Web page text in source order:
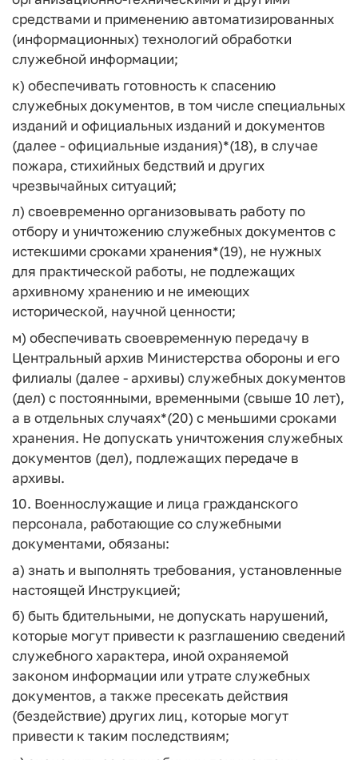
средствами и применению автоматизированных
(информационных) технологий обработки
служебной информации;
к) обеспечивать готовность к спасению
служебных документов, в том числе специальных
изданий и официальных изданий и документов
(далее - официальные издания)*(18), в случае
пожара, стихийных бедствий и других
чрезвычайных ситуаций;
л) своевременно организовывать работу по
отбору и уничтожению служебных документов с
истекшими сроками хранения*(19), не нужных
для практической работы, не подлежащих
архивному хранению и не имеющих
исторической, научной ценности;
м) обеспечивать своевременную передачу в
Центральный архив Министерства обороны и его
филиалы (далее - архивы) служебных документов
(дел) с постоянными, временными (свыше 10 лет),
а в отдельных случаях*(20) с меньшими сроками
хранения. Не допускать уничтожения служебных
документов (дел), подлежащих передаче в
архивы.
10. Военнослужащие и лица гражданского
персонала, работающие со служебными
документами, обязаны:
а) знать и выполнять требования, установленные
настоящей Инструкцией;
б) быть бдительными, не допускать нарушений,
которые могут привести к разглашению сведений
служебного характера, иной охраняемой
законом информации или утрате служебных
документов, а также пресекать действия
(бездействие) других лиц, которые могут
привести к таким последствиям;